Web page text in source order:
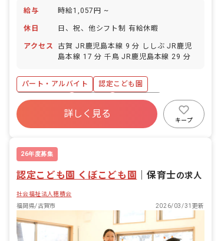
給与 時給1,057円 ~
休日 日、祝、他シフト制 有給休暇
アクセス
古賀 JR鹿児島本線 9 分 ししぶ JR鹿児
島本線 17 分 千鳥 JR鹿児島本線 29 分
パート・アルバイト
認定こども園
社会保険完備
車通勤可
未経験歓迎
ブランクOK 交通費支給
詳しく見る
キープ
26年度募集
認定こども園 くぼこども園 保育士の求人
社会福祉法人穂積会
福岡県/古賀市
2026/03/31更新